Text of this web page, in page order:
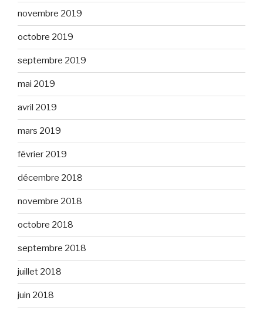
novembre 2019
octobre 2019
septembre 2019
mai 2019
avril 2019
mars 2019
février 2019
décembre 2018
novembre 2018
octobre 2018
septembre 2018
juillet 2018
juin 2018